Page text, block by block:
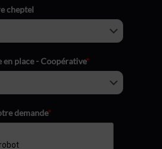
cheptel
en place - Coopérative*
demande*